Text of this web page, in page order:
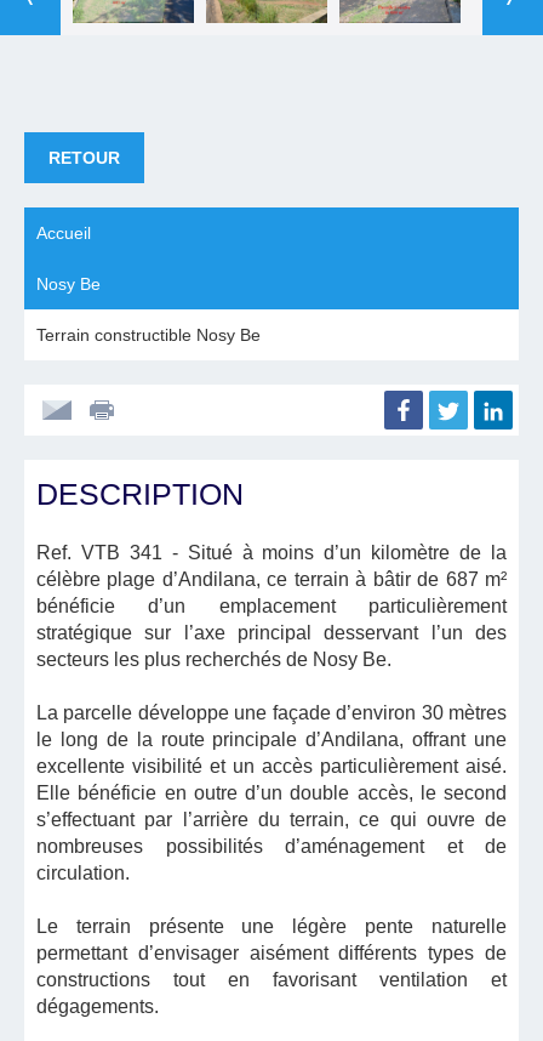
RETOUR
Accueil
Nosy Be
Terrain constructible Nosy Be
DESCRIPTION
Ref. VTB 341 - Situé à moins d’un kilomètre de la
célèbre plage d’Andilana, ce terrain à bâtir de 687 m²
bénéficie d’un emplacement particulièrement
stratégique sur l’axe principal desservant l’un des
secteurs les plus recherchés de Nosy Be.
La parcelle développe une façade d’environ 30 mètres
le long de la route principale d’Andilana, offrant une
excellente visibilité et un accès particulièrement aisé.
Elle bénéficie en outre d’un double accès, le second
s’effectuant par l’arrière du terrain, ce qui ouvre de
nombreuses possibilités d’aménagement et de
circulation.
Le terrain présente une légère pente naturelle
permettant d’envisager aisément différents types de
constructions tout en favorisant ventilation et
dégagements.